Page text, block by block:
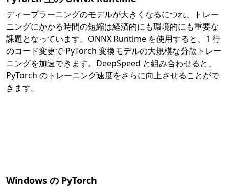
ディープラーニングのモデルが大きくなるにつれ、トレー
ニングにかかる時間の短縮は経済的にも環境的にも重要な
課題となっています。ONNX Runtime を使用すると、1 行
のコード変更で PyTorch 変換モデルの大規模な分散トレー
ニングを加速できます。DeepSpeed と組み合わせると、
PyTorch のトレーニング速度をさらに向上させることがで
きます。
Windows の PyTorch